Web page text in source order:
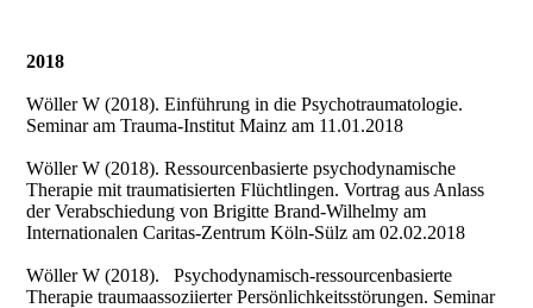
2018
Wöller W (2018). Einführung in die Psychotraumatologie.
Seminar am Trauma-Institut Mainz am 11.01.2018
Wöller W (2018). Ressourcenbasierte psychodynamische
Therapie mit traumatisierten Flüchtlingen. Vortrag aus Anlass
der Verabschiedung von Brigitte Brand-Wilhelmy am
Internationalen Caritas-Zentrum Köln-Sülz am 02.02.2018
Wöller W (2018). Psychodynamisch-ressourcenbasierte
Therapie traumaassoziierter Persönlichkeitsstörungen. Seminar